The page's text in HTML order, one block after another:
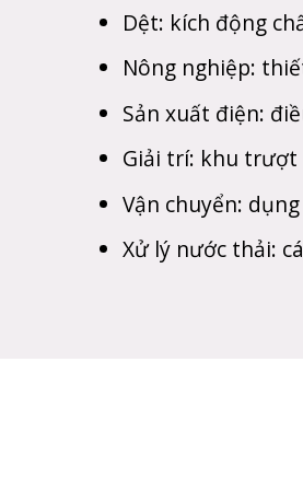
Dệt: kích động
Nông nghiệp:
Sản xuất điện:
Giải trí: khu trượt
Vận chuyển:
Xử lý nước thải: